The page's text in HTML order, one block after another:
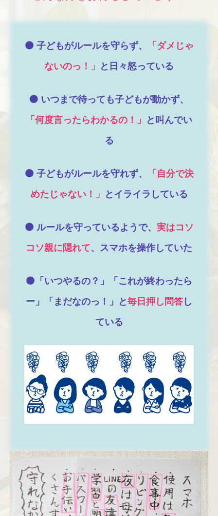
⚫️ 子どもがルールを守らず、
「ダメじゃ
ないのっ！」
と日々怒っている
⚫️ いつまで待っても子どもが動かず、
「何度言ったらわかるの！」
と叫んでい
る
⚫️ 子どもがルールを守れず、
「自分で決
めたじゃない！」
とイライラしている
⚫️ ルールを守っているようで、 実はコソ
コソ親に隠れて、スマホを操作していた
⚫️「いつやるの？」「これが終わったら
ー」「まだなのっ！」と毎日押し問答し
ている